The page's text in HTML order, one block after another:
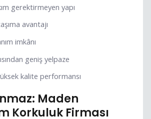
gerektirmeyen yapı
avantajı
imkânı
geniş yelpaze
kalite performansı
Maden
Korkuluk Firması